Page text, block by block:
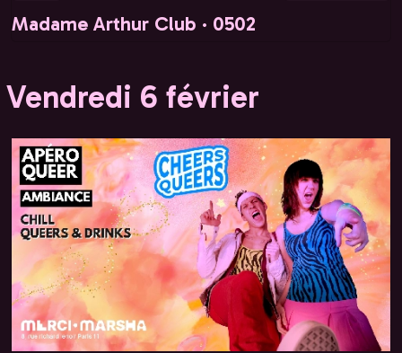
Madame Arthur Club · 0502
Vendredi 6 février